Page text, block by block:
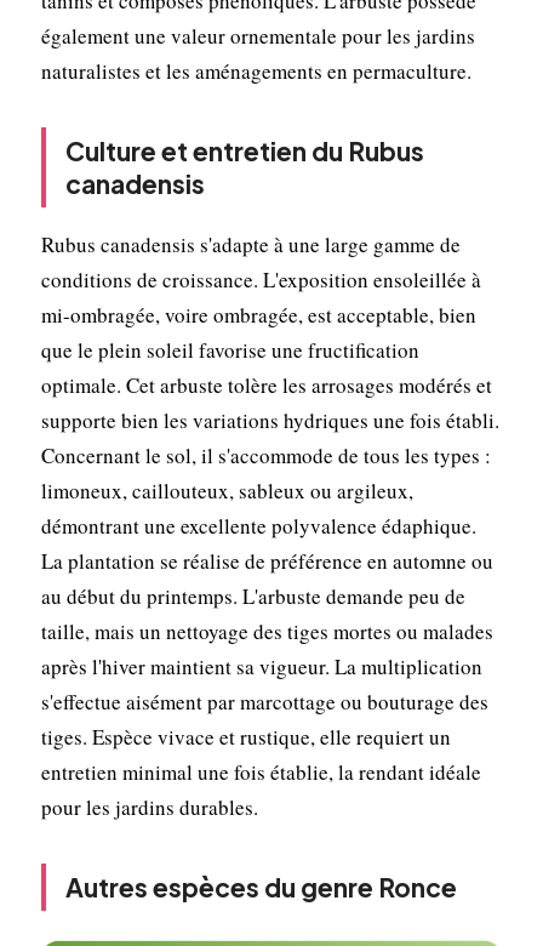
également une valeur ornementale pour les jardins
naturalistes et les aménagements en permaculture.
Culture et entretien du Rubus
canadensis
Rubus canadensis s'adapte à une large gamme de
conditions de croissance. L'exposition ensoleillée à
mi-ombragée, voire ombragée, est acceptable, bien
que le plein soleil favorise une fructification
optimale. Cet arbuste tolère les arrosages modérés et
supporte bien les variations hydriques une fois établi.
Concernant le sol, il s'accommode de tous les types :
limoneux, caillouteux, sableux ou argileux,
démontrant une excellente polyvalence édaphique.
La plantation se réalise de préférence en automne ou
au début du printemps. L'arbuste demande peu de
taille, mais un nettoyage des tiges mortes ou malades
après l'hiver maintient sa vigueur. La multiplication
s'effectue aisément par marcottage ou bouturage des
tiges. Espèce vivace et rustique, elle requiert un
entretien minimal une fois établie, la rendant idéale
pour les jardins durables.
Autres espèces du genre Ronce